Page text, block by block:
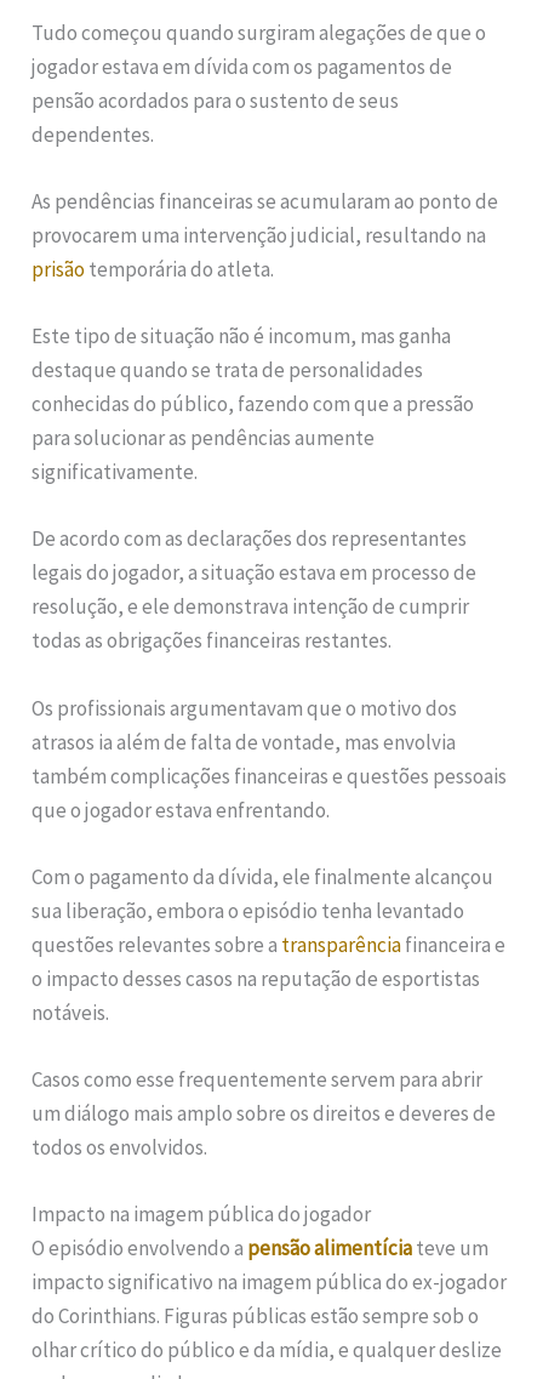
Tudo começou quando surgiram alegações de que o
jogador estava em dívida com os pagamentos de
pensão acordados para o sustento de seus
dependentes.
As pendências financeiras se acumularam ao ponto de
provocarem uma intervenção judicial, resultando na
prisãotemporária do atleta.
Este tipo de situação não é incomum, mas ganha
destaque quando se trata de personalidades
conhecidas do público, fazendo com que a pressão
para solucionar as pendências aumente
significativamente.
De acordo com as declarações dos representantes
legais do jogador, a situação estava em processo de
resolução, e ele demonstrava intenção de cumprir
todas as obrigações financeiras restantes.
Os profissionais argumentavam que o motivo dos
atrasos ia além de falta de vontade, mas envolvia
também complicações financeiras e questões pessoais
que o jogador estava enfrentando.
Com o pagamento da dívida, ele finalmente alcançou
sua liberação, embora o episódio tenha levantado
questões relevantes sobre a transparênciafinanceira e
o impacto desses casos na reputação de esportistas
notáveis.
Casos como esse frequentemente servem para abrir
um diálogo mais amplo sobre os direitos e deveres de
todos os envolvidos.
Impacto na imagem pública do jogador
O episódio envolvendo a pensão alimentíciateve um
impacto significativo na imagem pública do ex-jogador
do Corinthians. Figuras públicas estão sempre sob o
olhar crítico do público e da mídia, e qualquer deslize